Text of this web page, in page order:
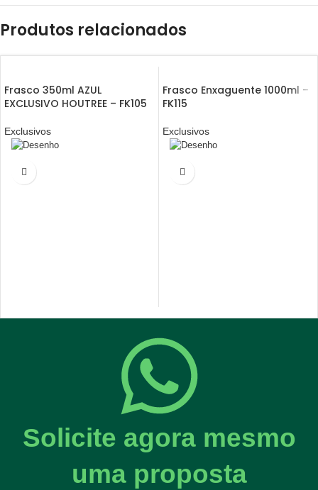
Produtos relacionados
Frasco 350ml AZUL
EXCLUSIVO HOUTREE – FK105
Exclusivos
Frasco Enxaguente 1000ml –
FK115
Exclusivos
Solicite agora mesmo
uma proposta